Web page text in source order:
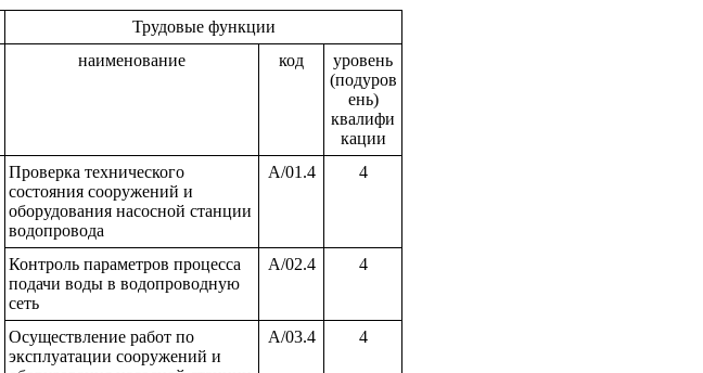
Трудовые функции
наименование код
уровень
(подуров
ень)
квалифи
кации
Проверка технического
состояния сооружений и
оборудования насосной станции
водопровода
A/01.4 4
Контроль параметров процесса
подачи воды в водопроводную
сеть
A/02.4 4
Осуществление работ по
эксплуатации сооружений и
A/03.4 4